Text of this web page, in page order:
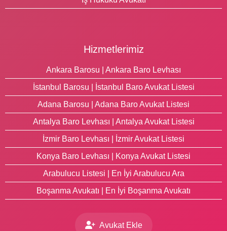
Hizmetlerimiz
Ankara Barosu | Ankara Baro Levhası
İstanbul Barosu | İstanbul Baro Avukat Listesi
Adana Barosu | Adana Baro Avukat Listesi
Antalya Baro Levhası | Antalya Avukat Listesi
İzmir Baro Levhası | İzmir Avukat Listesi
Konya Baro Levhası | Konya Avukat Listesi
Arabulucu Listesi | En İyi Arabulucu Ara
Boşanma Avukatı | En İyi Boşanma Avukatı
Avukat Ekle